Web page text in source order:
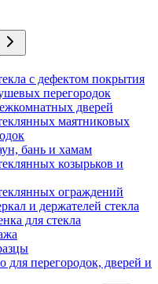
с дефектом покрытия
перегородок
дверей
маятниковых
бань и хамам
козырьков и
ограждений
и держателей стекла
для стекла
для перегородок, дверей и